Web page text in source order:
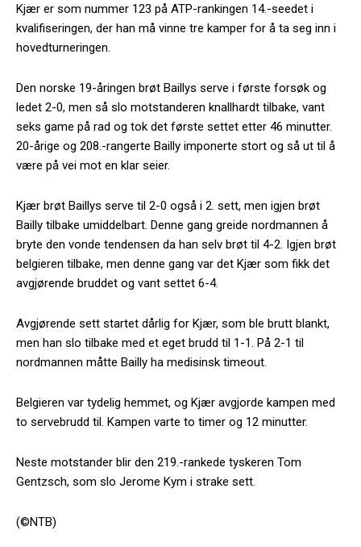
Kjær er som nummer 123 på ATP-rankingen 14.-seedet i
kvalifiseringen, der han må vinne tre kamper for å ta seg inn i
hovedturneringen.
Den norske 19-åringen brøt Baillys serve i første forsøk og
ledet 2-0, men så slo motstanderen knallhardt tilbake, vant
seks game på rad og tok det første settet etter 46 minutter.
20-årige og 208.-rangerte Bailly imponerte stort og så ut til å
være på vei mot en klar seier.
Kjær brøt Baillys serve til 2-0 også i 2. sett, men igjen brøt
Bailly tilbake umiddelbart. Denne gang greide nordmannen å
bryte den vonde tendensen da han selv brøt til 4-2. Igjen brøt
belgieren tilbake, men denne gang var det Kjær som fikk det
avgjørende bruddet og vant settet 6-4.
Avgjørende sett startet dårlig for Kjær, som ble brutt blankt,
men han slo tilbake med et eget brudd til 1-1. På 2-1 til
nordmannen måtte Bailly ha medisinsk timeout.
Belgieren var tydelig hemmet, og Kjær avgjorde kampen med
to servebrudd til. Kampen varte to timer og 12 minutter.
Neste motstander blir den 219.-rankede tyskeren Tom
Gentzsch, som slo Jerome Kym i strake sett.
(©NTB)